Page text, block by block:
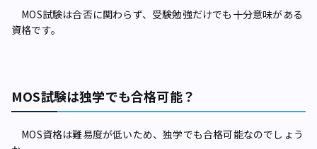
MOS試験は合否に関わらず、受験勉強だけでも十分意味がある
資格です。
MOS試験は独学でも合格可能？
MOS資格は難易度が低いため、独学でも合格可能なのでしょう